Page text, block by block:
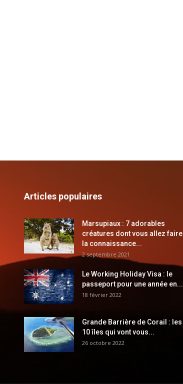
Articles populaires
Marsupiaux : 7 adorables
créatures dont vous allez faire
la connaissance...
2 septembre 2021
Le Working Holiday Visa : le
passeport pour une année en...
18 février 2022
Grande Barrière de Corail : les
10 îles qui vont vous...
26 octobre 2022